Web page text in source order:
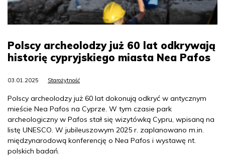
Polscy archeolodzy już 60 lat odkrywają
historię cypryjskiego miasta Nea Pafos
03.01.2025 Starożytność
Polscy archeolodzy już 60 lat dokonują odkryć w antycznym
mieście Nea Pafos na Cyprze. W tym czasie park
archeologiczny w Pafos stał się wizytówką Cypru, wpisaną na
listę UNESCO. W jubileuszowym 2025 r. zaplanowano m.in.
międzynarodową konferencję o Nea Pafos i wystawę nt.
polskich badań.